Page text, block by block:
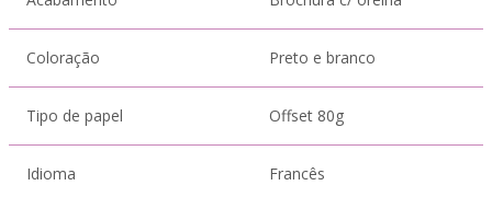
Coloração Preto e branco
Tipo de papel Offset 80g
Idioma Francês